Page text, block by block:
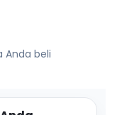
Anda beli